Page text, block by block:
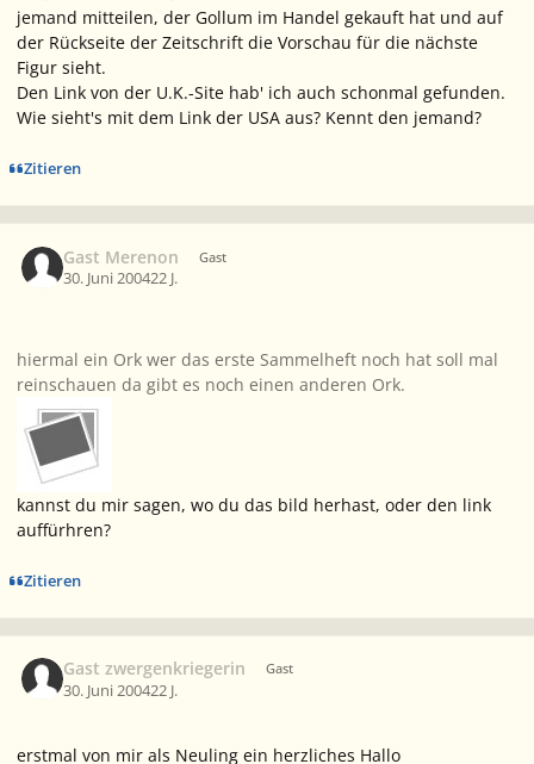
jemand mitteilen, der Gollum im Handel gekauft hat und auf
der Rückseite der Zeitschrift die Vorschau für die nächste
Figur sieht.
Den Link von der U.K.-Site hab' ich auch schonmal gefunden.
Wie sieht's mit dem Link der USA aus? Kennt den jemand?
Zitieren
Gast Merenon Gast
30. Juni 200422 J.
hiermal ein Ork wer das erste Sammelheft noch hat soll mal
reinschauen da gibt es noch einen anderen Ork.
kannst du mir sagen, wo du das bild herhast, oder den link
auffürhren?
Zitieren
Gast zwergenkriegerin Gast
30. Juni 200422 J.
erstmal von mir als Neuling ein herzliches Hallo